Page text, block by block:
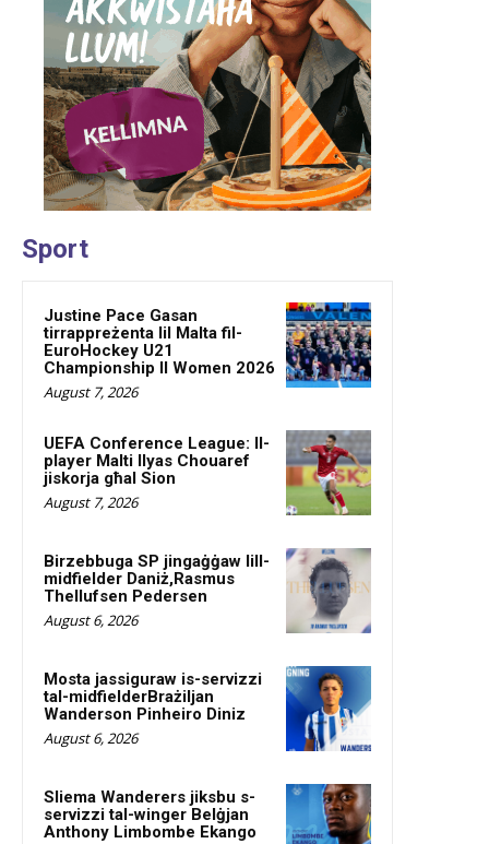
Sport
Justine Pace Gasan
tirrappreżenta lil Malta fil-
EuroHockey U21
Championship II Women 2026
August 7, 2026
UEFA Conference League: Il-
player Malti Ilyas Chouaref
jiskorja għal Sion
August 7, 2026
Birzebbuga SP jingaġġaw lill-
midfielder Daniż,Rasmus
Thellufsen Pedersen
August 6, 2026
Mosta jassiguraw is-servizzi
tal-midfielderBrażiljan
Wanderson Pinheiro Diniz
August 6, 2026
Sliema Wanderers jiksbu s-
servizzi tal-winger Belġjan
Anthony Limbombe Ekango